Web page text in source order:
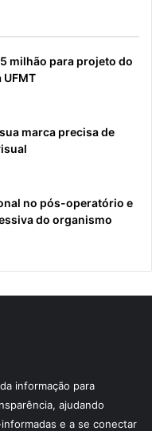
milhão para projeto do
UFMT
marca precisa de
no pós-operatório e
do organismo
informação para
ajudando
e a se conectar